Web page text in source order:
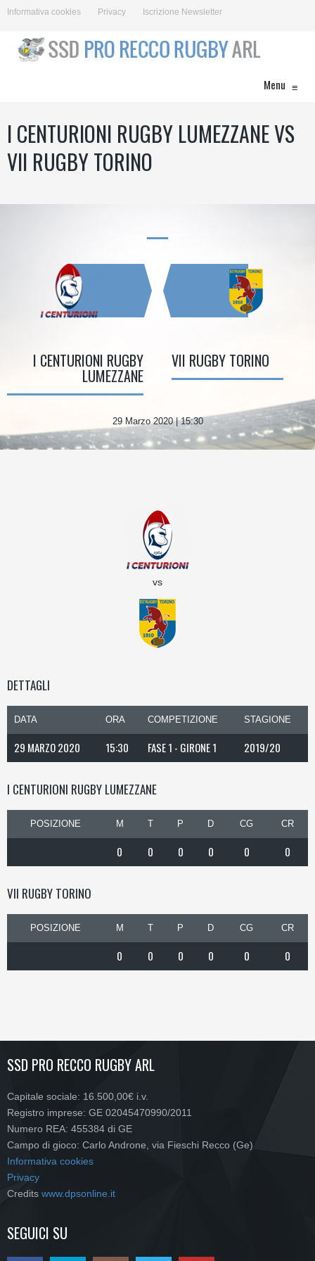
Informativa cookies Privacy Iscrizione Newsletter
Menu ≡
I CENTURIONI RUGBY LUMEZZANE VS
VII RUGBY TORINO
I CENTURIONI RUGBY
LUMEZZANE
VII RUGBY TORINO
29 Marzo 2020 | 15:30
vs
DETTAGLI
DATA ORA COMPETIZIONE STAGIONE
29 MARZO 2020 15:30 FASE 1 - GIRONE 1 2019/20
I CENTURIONI RUGBY LUMEZZANE
POSIZIONE M T P D CG CR
0 0 0 0 0 0
VII RUGBY TORINO
POSIZIONE M T P D CG CR
0 0 0 0 0 0
SSD PRO RECCO RUGBY ARL
Capitale sociale: 16.500,00€ i.v.
Registro imprese: GE 02045470990/2011
Numero REA: 455384 di GE
Campo di gioco: Carlo Androne, via Fieschi Recco (Ge)
Informativa cookies
Privacy
Credits www.dpsonline.it
SEGUICI SU